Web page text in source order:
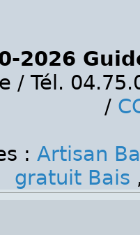
2026
/ Tél.
/
: Artisan
gratuit Bais